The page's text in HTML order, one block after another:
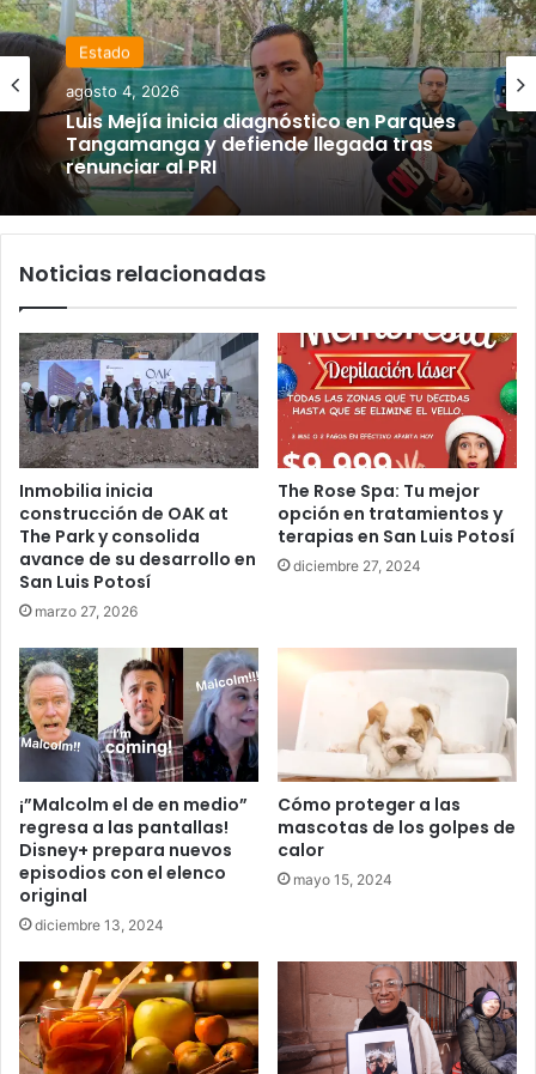
Estado
agosto 4, 2026
Luis Mejía inicia diagnóstico en Parques
Tangamanga y defiende llegada tras
renunciar al PRI
Noticias relacionadas
Inmobilia inicia
construcción de OAK at
The Park y consolida
avance de su desarrollo en
San Luis Potosí
marzo 27, 2026
The Rose Spa: Tu mejor
opción en tratamientos y
terapias en San Luis Potosí
diciembre 27, 2024
¡”Malcolm el de en medio”
regresa a las pantallas!
Disney+ prepara nuevos
episodios con el elenco
original
diciembre 13, 2024
Cómo proteger a las
mascotas de los golpes de
calor
mayo 15, 2024